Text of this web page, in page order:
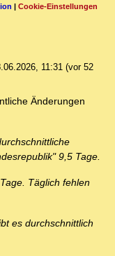
| Cookie-Einstellungen
11:31 (vor 52
Änderungen
9,5 Tage.
Täglich fehlen
es durchschnittlich